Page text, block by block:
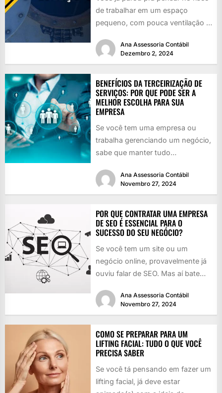
de trabalhar em um espaço
pequeno, com pouca ventilação e
Ana Assessoria Contábil
Dezembro 2, 2024
BENEFÍCIOS DA TERCEIRIZAÇÃO DE
SERVIÇOS: POR QUE PODE SER A
MELHOR ESCOLHA PARA SUA
EMPRESA
Se você tem uma empresa ou
trabalha gerenciando um negócio,
sabe que manter tudo
pratos...Ana Assessoria Contábil
Novembro 27, 2024
POR QUE CONTRATAR UMA EMPRESA
DE SEO É ESSENCIAL PARA O
SUCESSO DO SEU NEGÓCIO?
Se você tem um site ou um
negócio online, provavelmente já
ouviu falar de SEO. Mas aí bate
Ana Assessoria Contábil
Novembro 27, 2024
COMO SE PREPARAR PARA UM
LIFTING FACIAL: TUDO O QUE VOCÊ
PRECISA SABER
Se você tá pensando em fazer um
lifting facial, já deve estar